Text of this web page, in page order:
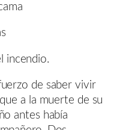
incendio.
de saber vivir
a la muerte de su
antes había